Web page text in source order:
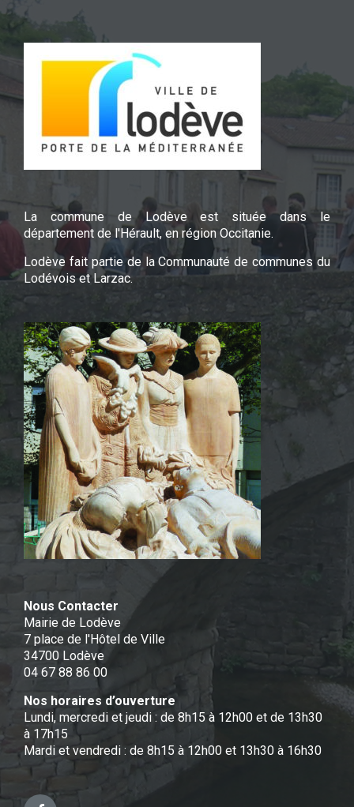
La commune de Lodève est située dans le
département de l'Hérault, en région Occitanie.
Lodève fait partie de la Communauté de communes du
Lodévois et Larzac.
Nous Contacter
Mairie de Lodève
7 place de l'Hôtel de Ville
34700 Lodève
04 67 88 86 00
Nos horaires d’ouverture
Lundi, mercredi et jeudi : de 8h15 à 12h00 et de 13h30
à 17h15
Mardi et vendredi : de 8h15 à 12h00 et 13h30 à 16h30